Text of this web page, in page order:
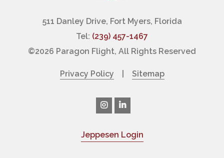
511 Danley Drive, Fort Myers, Florida
Tel: (239) 457-1467
©2026 Paragon Flight, All Rights Reserved
Privacy Policy Sitemap
Jeppesen Login